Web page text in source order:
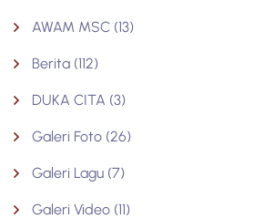
AWAM MSC (13)
Berita (112)
DUKA CITA (3)
Galeri Foto (26)
Galeri Lagu (7)
Galeri Video (11)